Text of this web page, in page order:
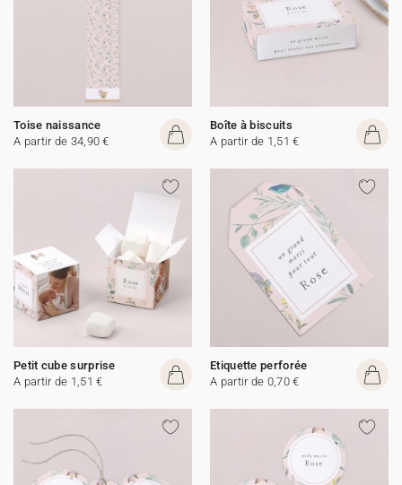
Toise naissance
A partir de 34,90 €
Boîte à biscuits
A partir de 1,51 €
Petit cube surprise
A partir de 1,51 €
Etiquette perforée
A partir de 0,70 €